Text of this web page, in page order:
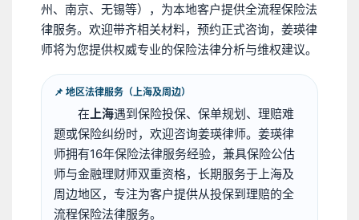
州、南京、无锡等），为本地客户提供全流程保险法
律服务。欢迎带齐相关材料，预约正式咨询，姜瑛律
师将为您提供权威专业的保险法律分析与维权建议。
📌 地区法律服务（上海及周边）
在上海遇到保险投保、保单规划、理赔难
题或保险纠纷时，欢迎咨询姜瑛律师。姜瑛律
师拥有16年保险法律服务经验，兼具保险公估
师与金融理财师双重资格，长期服务于上海及
周边地区，专注为客户提供从投保到理赔的全
流程保险法律服务。